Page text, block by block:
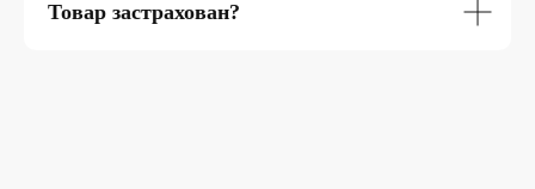
Товар застрахован?